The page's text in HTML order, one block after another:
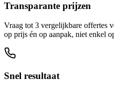
Transparante prijzen
Vraag tot 3 vergelijkbare offertes
op prijs én op aanpak, niet enkel
Snel resultaat